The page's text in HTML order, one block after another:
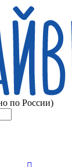
по России)